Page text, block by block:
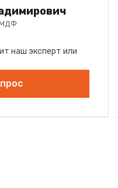
МДФ
наш эксперт или